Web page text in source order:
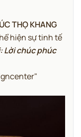
THỌ KHANG
hiện sự tinh tế
Lời chúc phúc